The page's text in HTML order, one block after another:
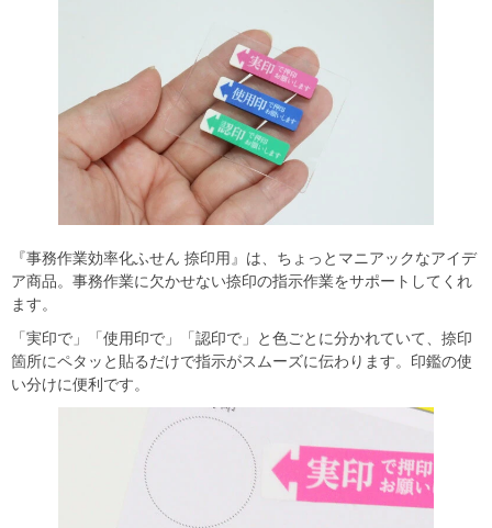
『事務作業効率化ふせん 捺印用』は、ちょっとマニアックなアイデ
ア商品。事務作業に欠かせない捺印の指示作業をサポートしてくれ
ます。
「実印で」「使用印で」「認印で」と色ごとに分かれていて、捺印
箇所にペタッと貼るだけで指示がスムーズに伝わります。印鑑の使
い分けに便利です。